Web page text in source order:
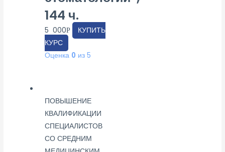
144 ч.
5 000Р
КУПИТЬ
КУРС
Оценка 0 из 5
ПОВЫШЕНИЕ
КВАЛИФИКАЦИИ
СПЕЦИАЛИСТОВ
СО СРЕДНИМ